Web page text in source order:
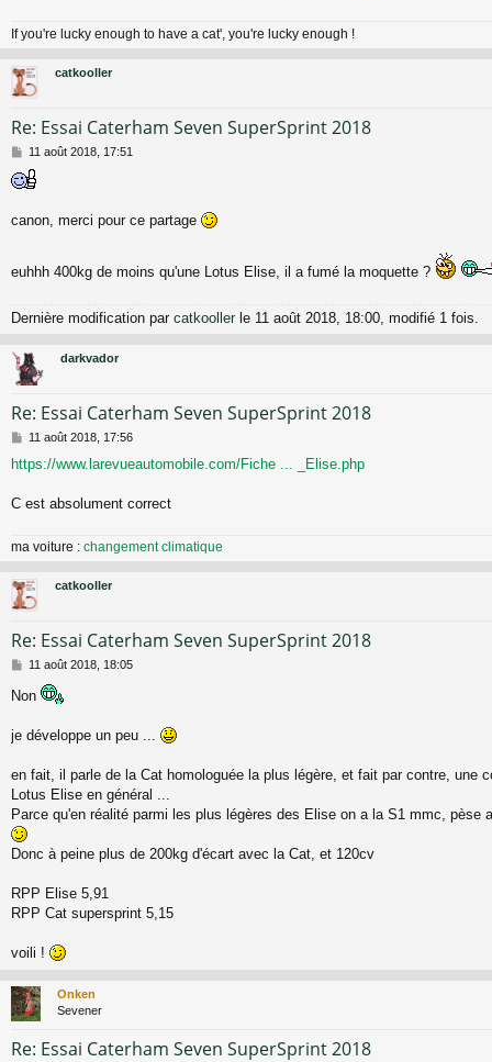
If you're lucky enough to have a cat', you're lucky enough !
catkooller
Re: Essai Caterham Seven SuperSprint 2018
M
e
s
a
11 août 2018, 17:51
canon, merci pour ce partage
euhhh 400kg de moins qu'une Lotus Elise, il a fumé la moquette ?
Dernière modification par catkooller le 11 août 2018, 18:00, modifié 1 fois.
darkvador
Re: Essai Caterham Seven SuperSprint 2018
M
s
a
11 août 2018, 17:56
https://www.larevueautomobile.com/Fiche ... _Elise.php
C est absolument correct
ma voiture : changement climatique
catkooller
Re: Essai Caterham Seven SuperSprint 2018
M
s
11 août 2018, 18:05
Non
je développe un peu ...
en fait, il parle de la Cat homologuée la plus légère, et fait par contre, une
Lotus Elise en général ...
Parce qu'en réalité parmi les plus légères des Elise on a la S1 mmc, pèse
Donc à peine plus de 200kg d'écart avec la Cat, et 120cv
RPP Elise 5,91
RPP Cat supersprint 5,15
voili !
Onken
Sevener
Re: Essai Caterham Seven SuperSprint 2018